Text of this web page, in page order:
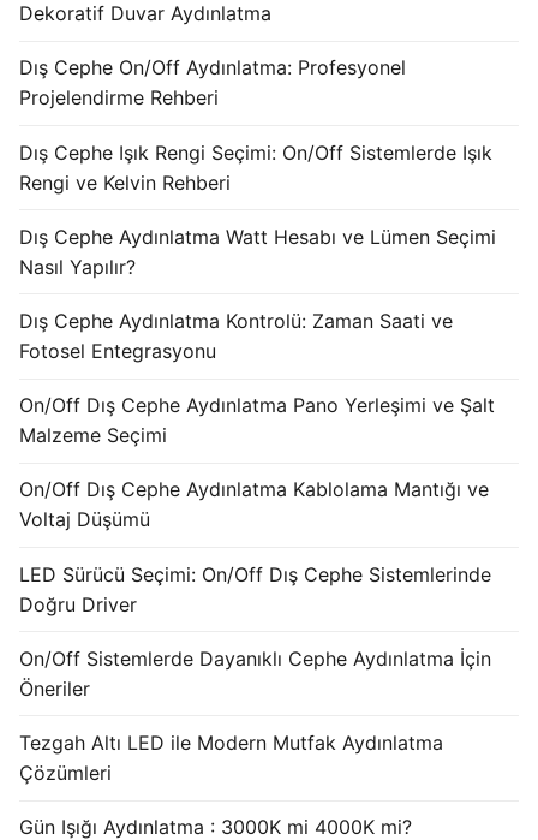
Turkish
French
Dekoratif Duvar Aydınlatma
Dış Cephe On/Off Aydınlatma: Profesyonel
Projelendirme Rehberi
Dış Cephe Işık Rengi Seçimi: On/Off Sistemlerde Işık
Rengi ve Kelvin Rehberi
Dış Cephe Aydınlatma Watt Hesabı ve Lümen Seçimi
Nasıl Yapılır?
Dış Cephe Aydınlatma Kontrolü: Zaman Saati ve
Fotosel Entegrasyonu
On/Off Dış Cephe Aydınlatma Pano Yerleşimi ve Şalt
Malzeme Seçimi
On/Off Dış Cephe Aydınlatma Kablolama Mantığı ve
Voltaj Düşümü
LED Sürücü Seçimi: On/Off Dış Cephe Sistemlerinde
Doğru Driver
On/Off Sistemlerde Dayanıklı Cephe Aydınlatma İçin
Öneriler
Tezgah Altı LED ile Modern Mutfak Aydınlatma
Çözümleri
Gün Işığı Aydınlatma : 3000K mi 4000K mi?